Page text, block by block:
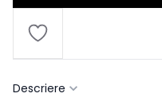
Descriere